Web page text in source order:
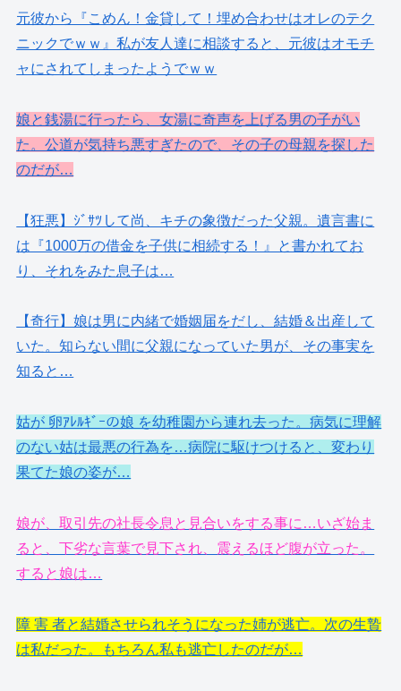
元彼から『こめん！金貸して！埋め合わせはオレのテク
ニックでｗｗ』私が友人達に相談すると、元彼はオモチ
ャにされてしまったようでｗｗ
娘と銭湯に行ったら、女湯に奇声を上げる男の子がい
た。公道が気持ち悪すぎたので、その子の母親を探した
のだが…
【狂悪】ｼﾞｻﾂして尚、キチの象徴だった父親。遺言書に
は『1000万の借金を子供に相続する！』と書かれてお
り、それをみた息子は…
【奇行】娘は男に内緒で婚姻届をだし、結婚＆出産して
いた。知らない間に父親になっていた男が、その事実を
知ると…
姑が 卵ｱﾚﾙｷﾞｰの娘 を幼稚園から連れ去った。病気に理解
のない姑は最悪の行為を…病院に駆けつけると、変わり
果てた娘の姿が…
娘が、取引先の社長令息と見合いをする事に…いざ始ま
ると、下劣な言葉で見下され、震えるほど腹が立った。
すると娘は…
障 害 者と結婚させられそうになった姉が逃亡。次の生贄
は私だった。もちろん私も逃亡したのだが…